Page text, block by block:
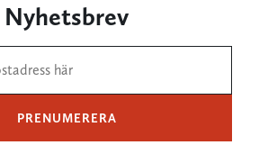
Nyhetsbrev
PRENUMERERA